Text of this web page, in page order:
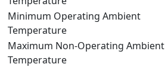
Minimum Operating Ambient
Temperature
Maximum Non-Operating Ambient
Temperature